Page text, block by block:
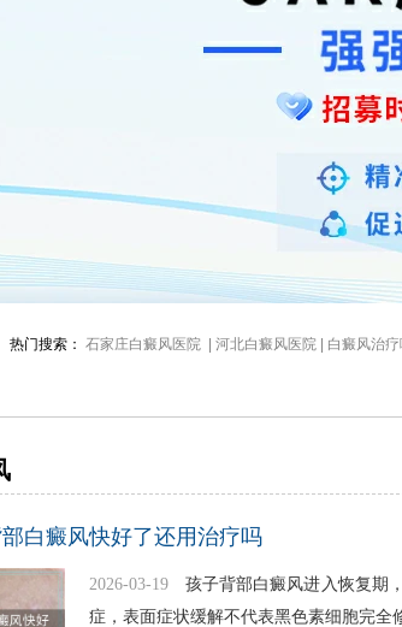
热门搜索： 石家庄白癜风医院 | 河北白癜风医院 | 白癜风治
白癜风快好了还用治疗吗
2026-03-19
孩子背部白癜风进入恢复期
症，表面症状缓解不代表黑色素细胞完全